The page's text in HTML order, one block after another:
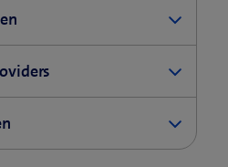
den Schulcomputern. Je
werden.
der
immer auf dem
schliessen. Auch alle
sind jederzeit
stellen einen Viren- und